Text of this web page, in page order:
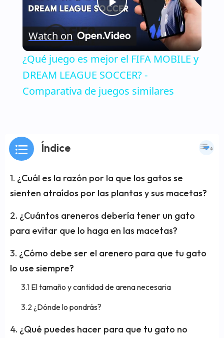
Play
Video
Watch on
¿Qué juego es mejor el FIFA MOBILE y
DREAM LEAGUE SOCCER? -
Comparativa de juegos similares
Índice
¿Cuál es la razón por la que los gatos se
sienten atraídos por las plantas y sus macetas?
¿Cuántos areneros debería tener un gato
para evitar que lo haga en las macetas?
¿Cómo debe ser el arenero para que tu gato
lo use siempre?
El tamaño y cantidad de arena necesaria
¿Dónde lo pondrás?
¿Qué puedes hacer para que tu gato no